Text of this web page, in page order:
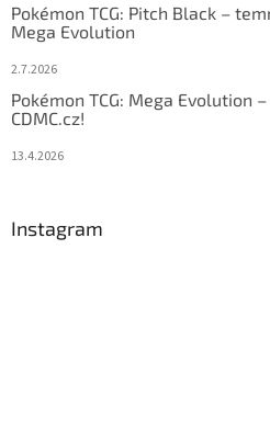
Pokémon TCG: Pitch Black –
Mega Evolution
2.7.2026
Pokémon TCG: Mega Evolution
CDMC.cz!
13.4.2026
Instagram